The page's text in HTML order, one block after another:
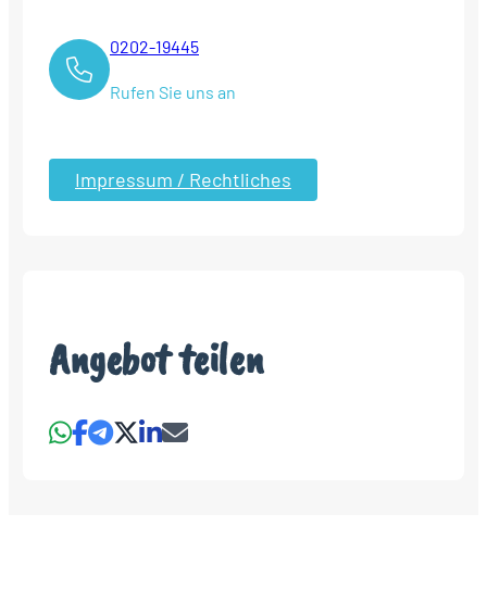
0202-19445
Rufen Sie uns an
Impressum / Rechtliches
Angebot teilen